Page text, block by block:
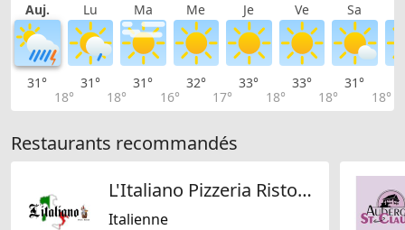
Auj. Lu Ma Me Je Ve Sa
31°
18°
31°
18°
31°
16°
32°
17°
33°
18°
33°
18°
31°
18°
Restaurants recommandés
L'Italiano Pizzeria Ristorante
Italienne